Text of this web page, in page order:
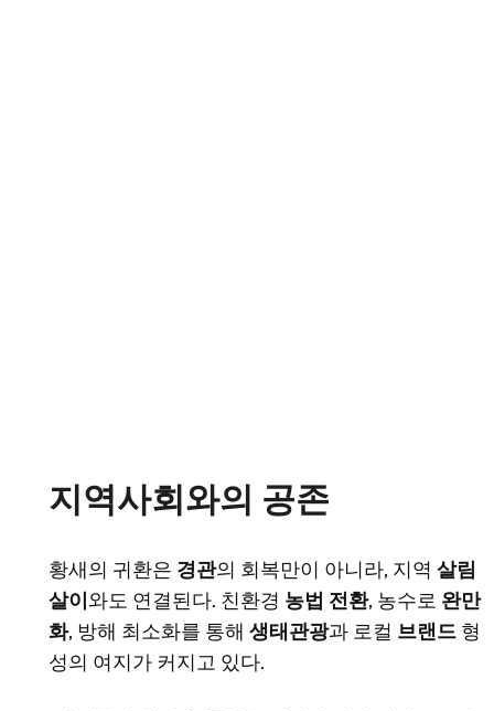
지역사회와의 공존
황새의 귀환은 경관의 회복만이 아니라, 지역 살림
살이 와도 연결된다. 친환경 농법 전환, 농수로 완만
화, 방해 최소화를 통해 생태관광과 로컬 브랜드 형
성의 여지가 커지고 있다.